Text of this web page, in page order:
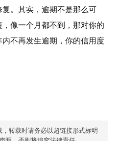
。其实，逾期不是那么可
像一个月都不到，那对你的
不再发生逾期，你的信用度
转载时请务必以超链接形式标明